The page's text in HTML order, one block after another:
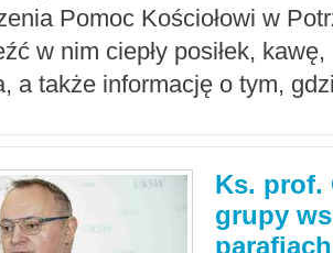
Pomoc Kościołowi w
w nim ciepły posiłek,
a także informację o tym,
Ks. prof.
grupy
parafiach